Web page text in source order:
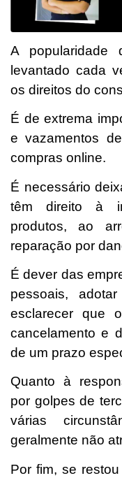
A popularidade
levantado cada
os direitos do
É de extrema
e vazamentos
compras online.
É necessário
têm direito à
produtos, ao
reparação por
É dever das
pessoais,
esclarecer que
cancelamento e
de um prazo
Quanto à
por golpes de
várias
geralmente não
Por fim, se